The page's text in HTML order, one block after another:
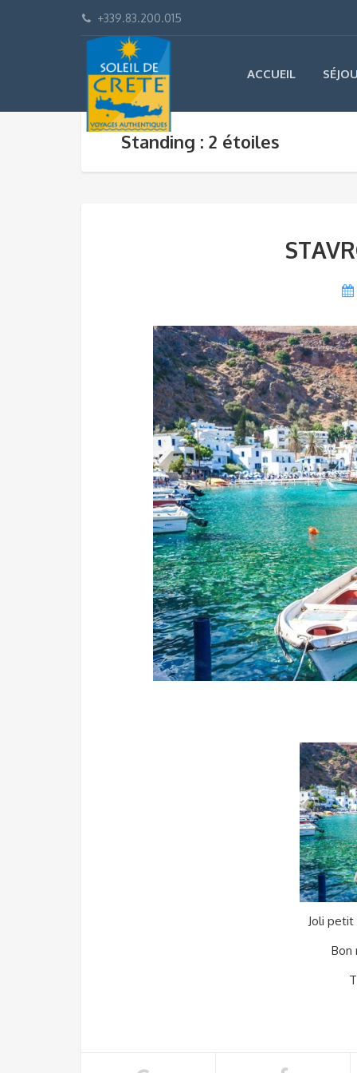
+339.83.200.015
ACCUEIL
Standing : 2 étoiles
Joli
Bon